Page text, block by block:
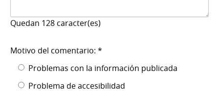
Quedan 128 caracter(es)
Motivo del comentario: *
Problemas con la información publicada
Problema de accesibilidad